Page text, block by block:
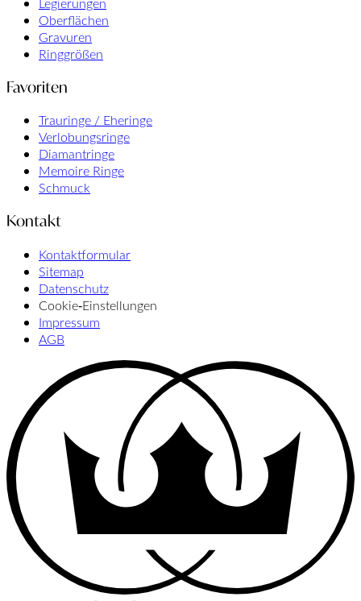
Oberflächen
Gravuren
Ringgrößen
Favoriten
Trauringe / Eheringe
Verlobungsringe
Diamantringe
Memoire Ringe
Schmuck
Kontakt
Kontaktformular
Sitemap
Datenschutz
Cookie‑Einstellungen
Impressum
AGB